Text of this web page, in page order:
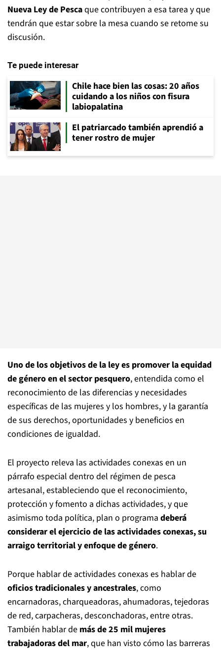
Nueva Ley de Pescaque contribuyen a esa tarea y que
tendrán que estar sobre la mesa cuando se retome su
discusión.
Te puede interesar
Chile hace bien las cosas: 20 años
cuidando a los niños con fisura
labiopalatina
El patriarcado también aprendió a
tener rostro de mujer
Uno de los objetivos de la ley es promover la equidad
de género en el sector pesquero, entendida como el
reconocimiento de las diferencias y necesidades
específicas de las mujeres y los hombres, y la garantía
de sus derechos, oportunidades y beneficios en
condiciones de igualdad.
El proyecto releva las actividades conexas en un
párrafo especial dentro del régimen de pesca
artesanal, estableciendo que el reconocimiento,
protección y fomento a dichas actividades, y que
asimismo toda política, plan o programa deberá
considerar el ejercicio de las actividades conexas, su
arraigo territorial y enfoque de género.
Porque hablar de actividades conexas es hablar de
oficios tradicionales y ancestrales, como
encarnadoras, charqueadoras, ahumadoras, tejedoras
de red, carpacheras, desconchadoras, entre otras.
También hablar de más de 25 mil mujeres
trabajadoras del mar, que han visto cómo las barreras